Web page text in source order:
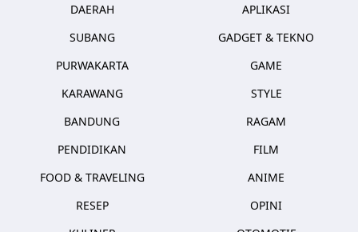
DAERAH
SUBANG
PURWAKARTA
KARAWANG
BANDUNG
PENDIDIKAN
FOOD & TRAVELING
RESEP
APLIKASI
GADGET & TEKNO
GAME
STYLE
RAGAM
FILM
ANIME
OPINI